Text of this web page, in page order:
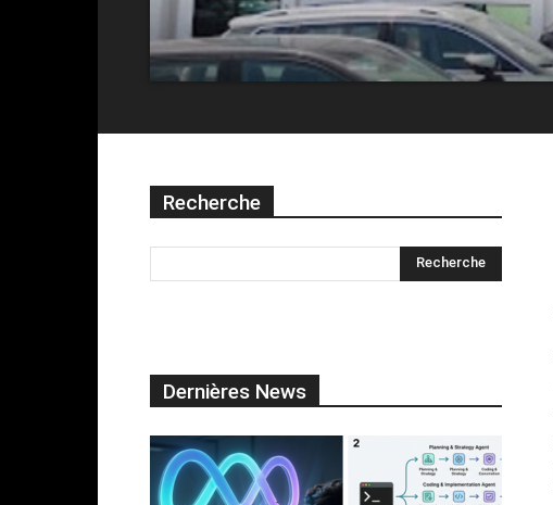
Recherche
Dernières News